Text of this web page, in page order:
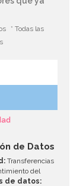
* Todas las
de Datos
Transferencias
del
de datos: